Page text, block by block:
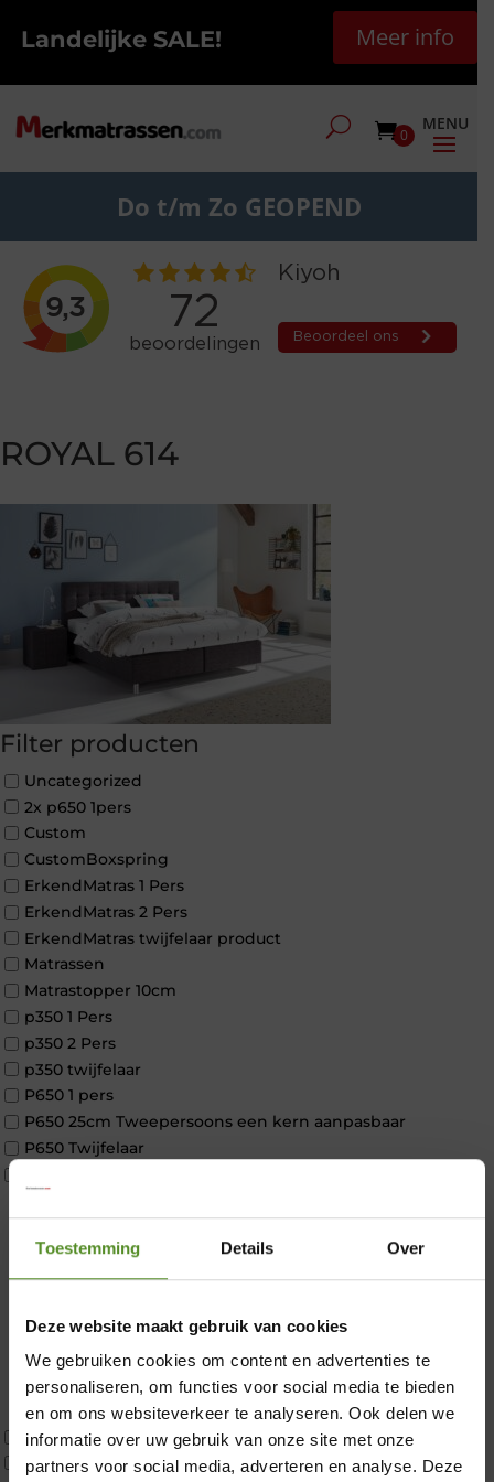
Toestemming Details Over
Deze website maakt gebruik van cookies
We gebruiken cookies om content en advertenties te
personaliseren, om functies voor social media te bieden
en om ons websiteverkeer te analyseren. Ook delen we
informatie over uw gebruik van onze site met onze
partners voor social media, adverteren en analyse. Deze
Landelijke SALE! Meer info
0
Do t/m Zo GEOPEND
ROYAL 614
Filter producten
Uncategorized
2x p650 1pers
Custom
CustomBoxspring
ErkendMatras 1 Pers
ErkendMatras 2 Pers
ErkendMatras twijfelaar product
Matrassen
Matrastopper 10cm
p350 1 Pers
p350 2 Pers
p350 twijfelaar
P650 1 pers
P650 25cm Tweepersoons een kern aanpasbaar
P650 Twijfelaar
2 personen
2 personen split
Materiaal
Koudschuim
Latex
Traagschuim
Tweepersoons 1 kern
Tweepersoons 1 kern product
×